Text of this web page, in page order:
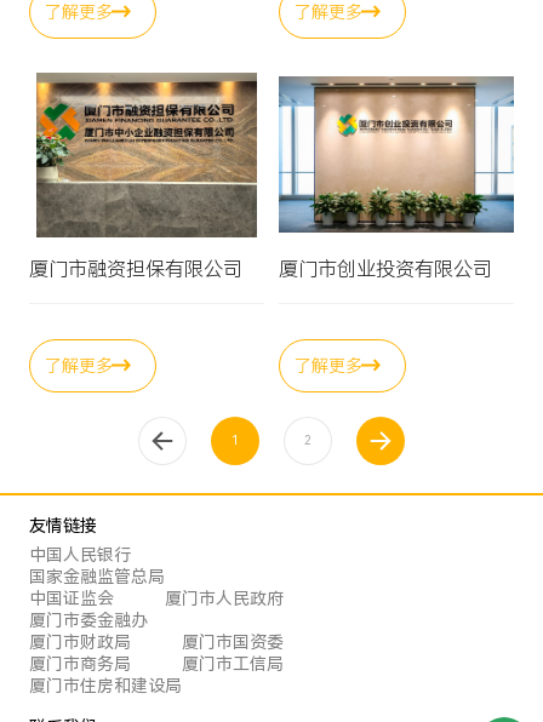
了解更多 了解更多
厦门市融资担保有限公司
了解更多
厦门市创业投资有限公司
了解更多
1 2
下一页
友情链接
中国人民银行
国家金融监管总局
中国证监会
厦门市人民政府
厦门市委金融办
厦门市财政局
厦门市国资委
厦门市商务局
厦门市工信局
厦门市住房和建设局